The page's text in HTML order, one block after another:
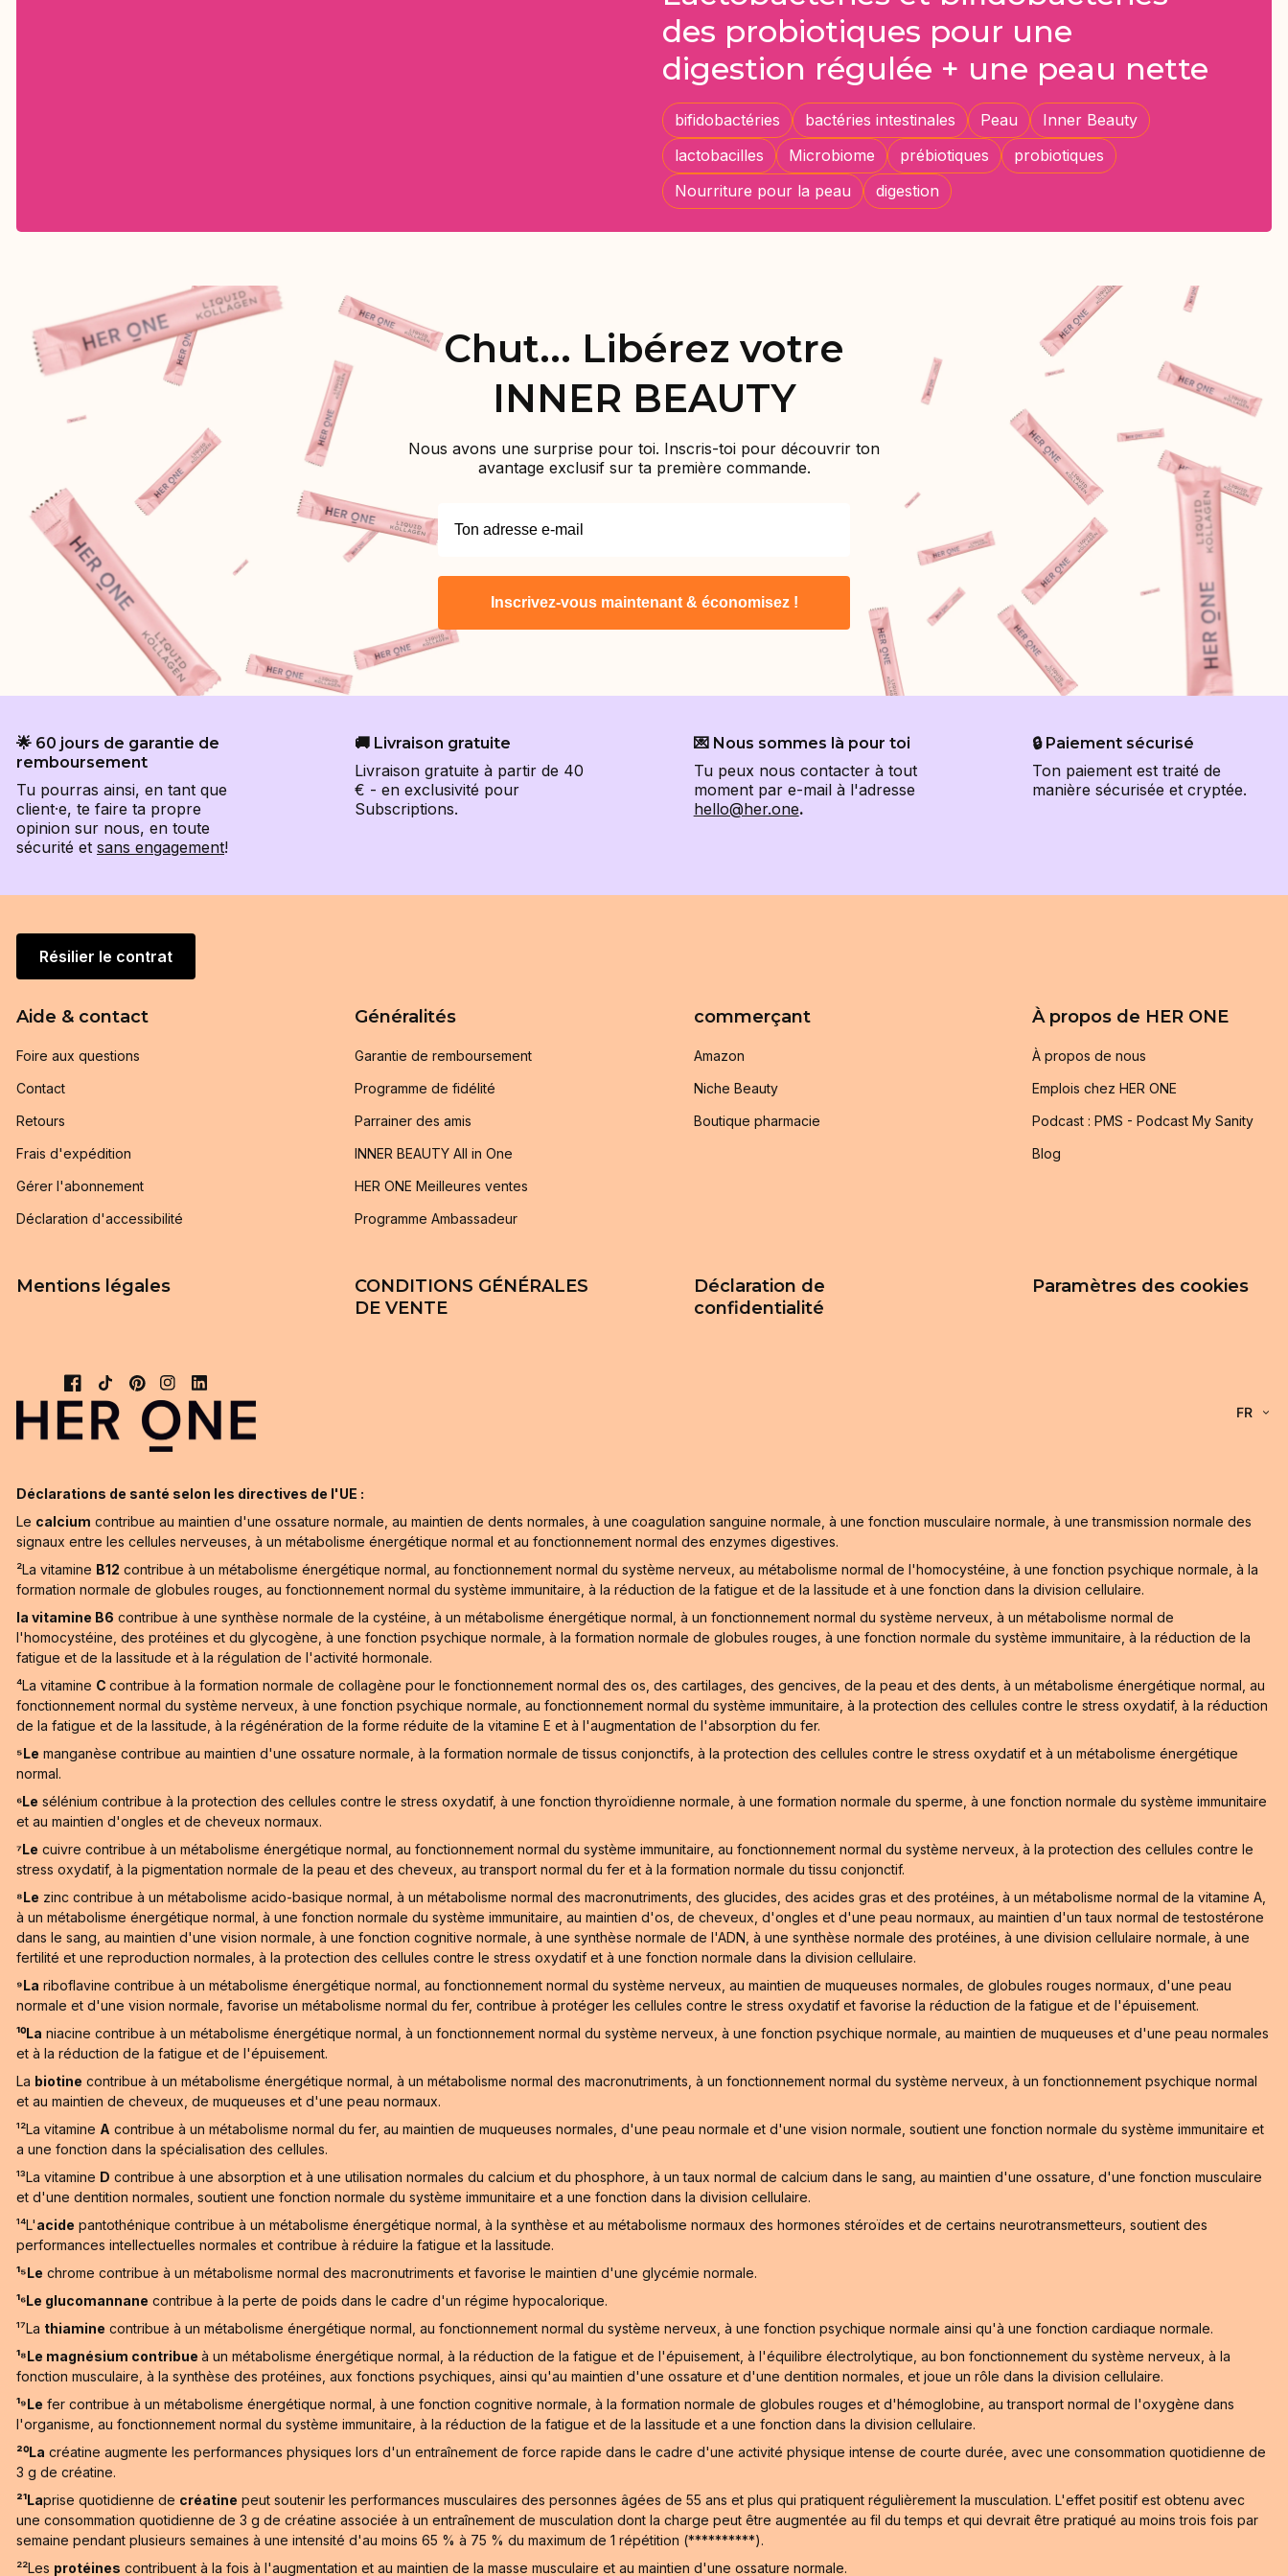
des probiotiques pour une
digestion régulée + une peau nette
bifidobactéries bactéries intestinales Peau
Inner Beauty
lactobacilles
Microbiome prébiotiques
probiotiques
Nourriture pour la peau
digestion
Chut... Libérez votre
INNER BEAUTY
Nous avons une surprise pour toi. Inscris-toi pour découvrir ton
avantage exclusif sur ta première commande.
Inscrivez-vous maintenant & économisez !
🌟 60 jours de garantie de
remboursement
Tu pourras ainsi, en tant que
client·e, te faire ta propre
opinion sur nous, en toute
sécurité et sans engagement!
🚚 Livraison gratuite
Livraison gratuite à partir de 40
€ - en exclusivité pour
Subscriptions.
💌 Nous sommes là pour toi
Tu peux nous contacter à tout
moment par e-mail à l'adresse
hello@her.one.
🔒 Paiement sécurisé
Ton paiement est traité de
manière sécurisée et cryptée.
Résilier le contrat
Aide & contact
Foire aux questions
Contact
Retours
Frais d'expédition
Gérer l'abonnement
Déclaration d'accessibilité
Généralités
Garantie de remboursement
Programme de fidélité
Parrainer des amis
INNER BEAUTY All in One
HER ONE Meilleures ventes
Programme Ambassadeur
commerçant
Amazon
Niche Beauty
Boutique pharmacie
À propos de HER ONE
À propos de nous
Emplois chez HER ONE
Podcast : PMS - Podcast My Sanity
Blog
Mentions légales
CONDITIONS GÉNÉRALES
DE VENTE
Déclaration de
confidentialité
Paramètres des cookies
FR
Déclarations de santé selon les directives de l'UE :
Le calcium contribue au maintien d'une ossature normale, au maintien de dents normales, à une coagulation sanguine normale, à une fonction musculaire normale, à une transmission normale des
signaux entre les cellules nerveuses, à un métabolisme énergétique normal et au fonctionnement normal des enzymes digestives.
²La vitamine B12 contribue à un métabolisme énergétique normal, au fonctionnement normal du système nerveux, au métabolisme normal de l'homocystéine, à une fonction psychique normale, à la
formation normale de globules rouges, au fonctionnement normal du système immunitaire, à la réduction de la fatigue et de la lassitude et à une fonction dans la division cellulaire.
la vitamine B6 contribue à une synthèse normale de la cystéine, à un métabolisme énergétique normal, à un fonctionnement normal du système nerveux, à un métabolisme normal de
l'homocystéine, des protéines et du glycogène, à une fonction psychique normale, à la formation normale de globules rouges, à une fonction normale du système immunitaire, à la réduction de la
fatigue et de la lassitude et à la régulation de l'activité hormonale.
⁴La vitamine C contribue à la formation normale de collagène pour le fonctionnement normal des os, des cartilages, des gencives, de la peau et des dents, à un métabolisme énergétique normal, au
fonctionnement normal du système nerveux, à une fonction psychique normale, au fonctionnement normal du système immunitaire, à la protection des cellules contre le stress oxydatif, à la réduction
de la fatigue et de la lassitude, à la régénération de la forme réduite de la vitamine E et à l'augmentation de l'absorption du fer.
⁵Le manganèse contribue au maintien d'une ossature normale, à la formation normale de tissus conjonctifs, à la protection des cellules contre le stress oxydatif et à un métabolisme énergétique
normal.
⁶Le sélénium contribue à la protection des cellules contre le stress oxydatif, à une fonction thyroïdienne normale, à une formation normale du sperme, à une fonction normale du système immunitaire
et au maintien d'ongles et de cheveux normaux.
⁷Le cuivre contribue à un métabolisme énergétique normal, au fonctionnement normal du système immunitaire, au fonctionnement normal du système nerveux, à la protection des cellules contre le
stress oxydatif, à la pigmentation normale de la peau et des cheveux, au transport normal du fer et à la formation normale du tissu conjonctif.
⁸Le zinc contribue à un métabolisme acido-basique normal, à un métabolisme normal des macronutriments, des glucides, des acides gras et des protéines, à un métabolisme normal de la vitamine A,
à un métabolisme énergétique normal, à une fonction normale du système immunitaire, au maintien d'os, de cheveux, d'ongles et d'une peau normaux, au maintien d'un taux normal de testostérone
dans le sang, au maintien d'une vision normale, à une fonction cognitive normale, à une synthèse normale de l'ADN, à une synthèse normale des protéines, à une division cellulaire normale, à une
fertilité et une reproduction normales, à la protection des cellules contre le stress oxydatif et à une fonction normale dans la division cellulaire.
⁹La riboflavine contribue à un métabolisme énergétique normal, au fonctionnement normal du système nerveux, au maintien de muqueuses normales, de globules rouges normaux, d'une peau
normale et d'une vision normale, favorise un métabolisme normal du fer, contribue à protéger les cellules contre le stress oxydatif et favorise la réduction de la fatigue et de l'épuisement.
¹⁰La niacine contribue à un métabolisme énergétique normal, à un fonctionnement normal du système nerveux, à une fonction psychique normale, au maintien de muqueuses et d'une peau normales
et à la réduction de la fatigue et de l'épuisement.
La biotine contribue à un métabolisme énergétique normal, à un métabolisme normal des macronutriments, à un fonctionnement normal du système nerveux, à un fonctionnement psychique normal
et au maintien de cheveux, de muqueuses et d'une peau normaux.
¹²La vitamine A contribue à un métabolisme normal du fer, au maintien de muqueuses normales, d'une peau normale et d'une vision normale, soutient une fonction normale du système immunitaire et
a une fonction dans la spécialisation des cellules.
¹³La vitamine D contribue à une absorption et à une utilisation normales du calcium et du phosphore, à un taux normal de calcium dans le sang, au maintien d'une ossature, d'une fonction musculaire
et d'une dentition normales, soutient une fonction normale du système immunitaire et a une fonction dans la division cellulaire.
¹⁴L'acide pantothénique contribue à un métabolisme énergétique normal, à la synthèse et au métabolisme normaux des hormones stéroïdes et de certains neurotransmetteurs, soutient des
performances intellectuelles normales et contribue à réduire la fatigue et la lassitude.
¹⁵Le chrome contribue à un métabolisme normal des macronutriments et favorise le maintien d'une glycémie normale.
¹⁶Le glucomannane contribue à la perte de poids dans le cadre d'un régime hypocalorique.
¹⁷La thiamine contribue à un métabolisme énergétique normal, au fonctionnement normal du système nerveux, à une fonction psychique normale ainsi qu'à une fonction cardiaque normale.
¹⁸Le magnésium contribue à un métabolisme énergétique normal, à la réduction de la fatigue et de l'épuisement, à l'équilibre électrolytique, au bon fonctionnement du système nerveux, à la
fonction musculaire, à la synthèse des protéines, aux fonctions psychiques, ainsi qu'au maintien d'une ossature et d'une dentition normales, et joue un rôle dans la division cellulaire.
¹⁹Le fer contribue à un métabolisme énergétique normal, à une fonction cognitive normale, à la formation normale de globules rouges et d'hémoglobine, au transport normal de l'oxygène dans
l'organisme, au fonctionnement normal du système immunitaire, à la réduction de la fatigue et de la lassitude et a une fonction dans la division cellulaire.
²⁰La créatine augmente les performances physiques lors d'un entraînement de force rapide dans le cadre d'une activité physique intense de courte durée, avec une consommation quotidienne de
3 g de créatine.
²¹Laprise quotidienne de créatine peut soutenir les performances musculaires des personnes âgées de 55 ans et plus qui pratiquent régulièrement la musculation. L'effet positif est obtenu avec
une consommation quotidienne de 3 g de créatine associée à un entraînement de musculation dont la charge peut être augmentée au fil du temps et qui devrait être pratiqué au moins trois fois par
semaine pendant plusieurs semaines à une intensité d'au moins 65 % à 75 % du maximum de 1 répétition (**********).
²²Les protéines contribuent à la fois à l'augmentation et au maintien de la masse musculaire et au maintien d'une ossature normale.